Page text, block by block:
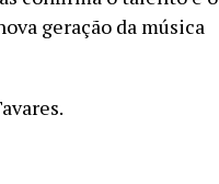
geração da música